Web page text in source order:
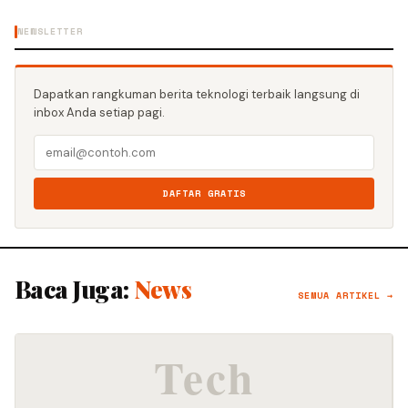
NEWSLETTER
Dapatkan rangkuman berita teknologi terbaik langsung di
inbox Anda setiap pagi.
DAFTAR GRATIS
Baca Juga: News SEMUA ARTIKEL →